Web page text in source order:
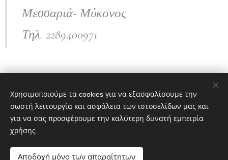
Μεσσαριά- Μύκονος
Τηλ. 2289400971
Χρησιμοποιούμε τα cookies για να εξασφαλίσουμε την
σωστή λειτουργία και ασφάλεια των ιστοσελίδων μας και
για να σας προσφέρουμε την καλύτερη δυνατή εμπειρία
χρήσης.
Αποδοχή μόνο των απαραίτητων